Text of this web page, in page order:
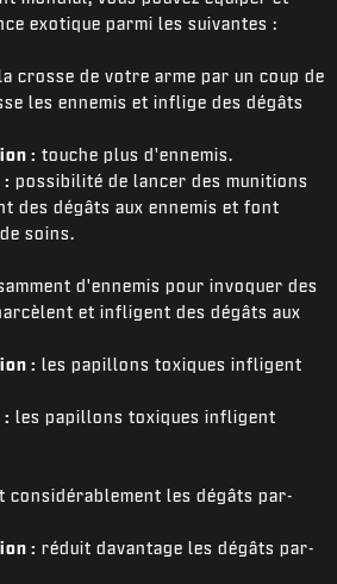
exotique parmi les suivantes :
crosse de votre arme par un coup de
les ennemis et inflige des dégâts
: touche plus d'ennemis.
: possibilité de lancer des munitions
des dégâts aux ennemis et font
soins.
d'ennemis pour invoquer des
et infligent des dégâts aux
: les papillons toxiques infligent
: les papillons toxiques infligent
considérablement les dégâts par-
: réduit davantage les dégâts par-